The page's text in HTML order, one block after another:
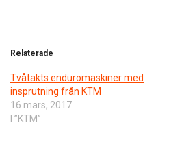
Relaterade
Tvåtakts enduromaskiner med
insprutning från KTM
16 mars, 2017
I ”KTM”